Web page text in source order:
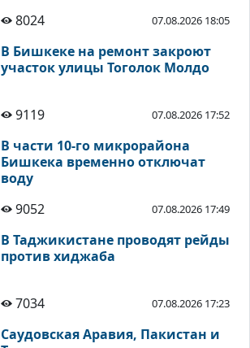
8024
07.08.2026 18:05
В Бишкеке на ремонт закроют
участок улицы Тоголок Молдо
9119 07.08.2026 17:52
В части 10-го микрорайона
Бишкека временно отключат
воду
9052
07.08.2026 17:49
В Таджикистане проводят рейды
против хиджаба
7034 07.08.2026 17:23
Саудовская Аравия, Пакистан и